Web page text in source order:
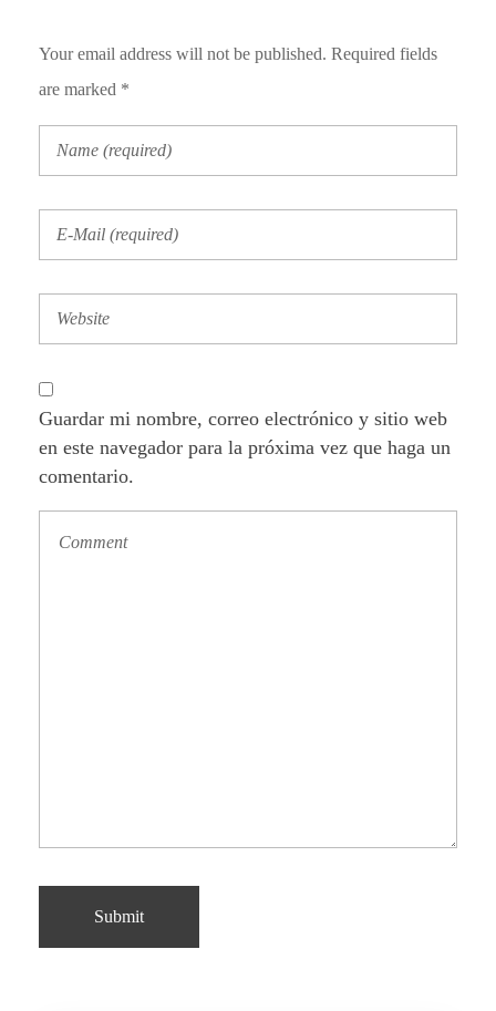
Your email address will not be published. Required fields
are marked *
Guardar mi nombre, correo electrónico y sitio web
en este navegador para la próxima vez que haga un
comentario.